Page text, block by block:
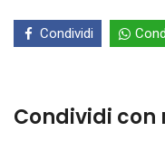
Condividi
Condividi con